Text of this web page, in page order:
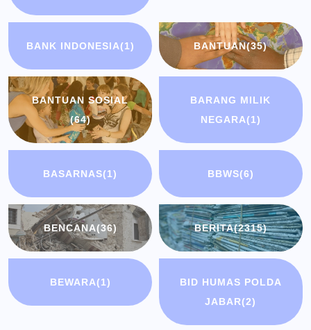
BANK INDONESIA(1) BANTUAN(35)
BANTUAN SOSIAL
(64)
BARANG MILIK
NEGARA(1)
BASARNAS(1) BBWS(6)
BENCANA(36) BERITA(2315)
BEWARA(1)
BID HUMAS POLDA
JABAR(2)